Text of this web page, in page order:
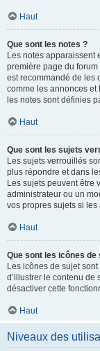
Haut
Que sont les notes ?
Les notes apparaissent
première page du forum
est recommandé de les
comme les annonces
les notes sont définies
Haut
Que sont les sujets
Les sujets verrouillés
plus répondre et dans
Les sujets peuvent être
administrateur ou un
vos propres sujets si
Haut
Que sont les icônes de
Les icônes de sujet
d’illustrer le contenu de
désactiver cette
Haut
Niveaux des